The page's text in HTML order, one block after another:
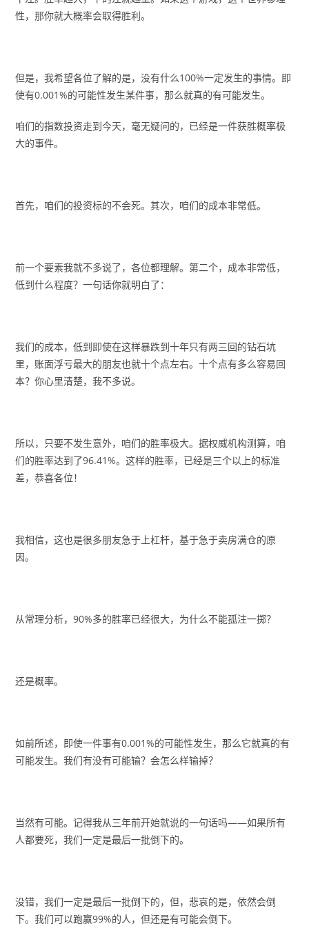
性，那你就大概率会取得胜利。
但是，我希望各位了解的是，没有什么100%一定发生的事情。即
使有0.001%的可能性发生某件事，那么就真的有可能发生。
咱们的指数投资走到今天，毫无疑问的，已经是一件获胜概率极
大的事件。
首先，咱们的投资标的不会死。其次，咱们的成本非常低。
前一个要素我就不多说了，各位都理解。第二个，成本非常低，
低到什么程度？一句话你就明白了：
我们的成本，低到即使在这样暴跌到十年只有两三回的钻石坑
里，账面浮亏最大的朋友也就十个点左右。十个点有多么容易回
本？你心里清楚，我不多说。
所以，只要不发生意外，咱们的胜率极大。据权威机构测算，咱
们的胜率达到了96.41%。这样的胜率，已经是三个以上的标准
差，恭喜各位！
我相信，这也是很多朋友急于上杠杆，基于急于卖房满仓的原
因。
从常理分析，90%多的胜率已经很大，为什么不能孤注一掷？
还是概率。
如前所述，即使一件事有0.001%的可能性发生，那么它就真的有
可能发生。我们有没有可能输？会怎么样输掉？
当然有可能。记得我从三年前开始就说的一句话吗——如果所有
人都要死，我们一定是最后一批倒下的。
没错，我们一定是最后一批倒下的，但，悲哀的是，依然会倒
下。我们可以跑赢99%的人，但还是有可能会倒下。